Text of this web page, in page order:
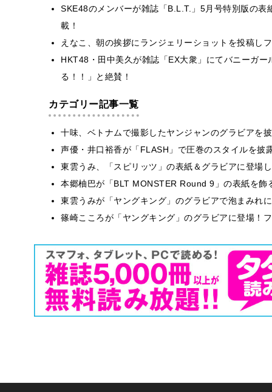
SKE48のメンバーが雑誌「B.L.T.」5月号特別版の
載！
えなこ、朝の挨拶にランジェリーショットを投稿し
HKT48・田中美久が雑誌「EX大衆」にてバニーガ
る！！」と絶賛！
カテゴリー記事一覧
十味、ベトナムで撮影したヤンジャンのグラビアを
声優・井口裕香が「FLASH」で圧巻のスタイルを
東雲うみ、「スピリッツ」の表紙＆グラビアに登場
本郷柚巴が「BLT MONSTER Round 9」の表紙を
東雲うみが「ヤングキング」のグラビアで泡まみれ
篠崎こころが「ヤングキング」のグラビアに登場！